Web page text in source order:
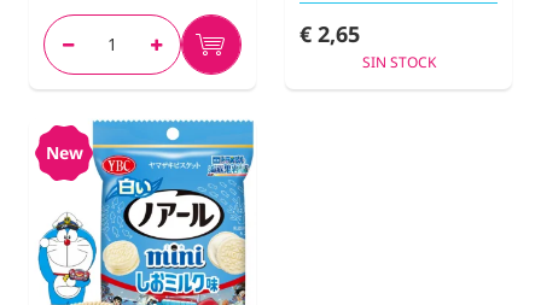
€ 2,65
SIN STOCK
New